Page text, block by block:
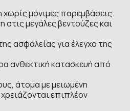
μόνιμες παρεμβάσεις.
μεγάλες βεντούζες και
ασφαλείας για έλεγχο της
ανθεκτική κατασκευή από
άτομα με μειωμένη
επιπλέον